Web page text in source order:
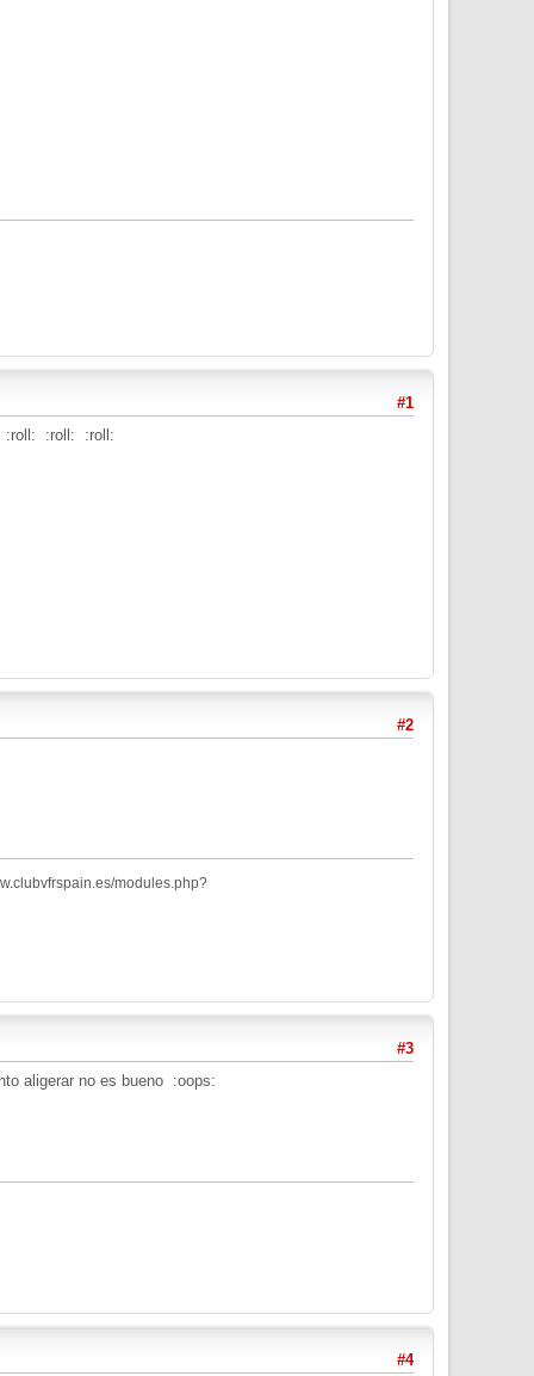
#1
:roll: :roll: :roll:
#2
modules.php?
#3
aligerar no es bueno :oops:
#4